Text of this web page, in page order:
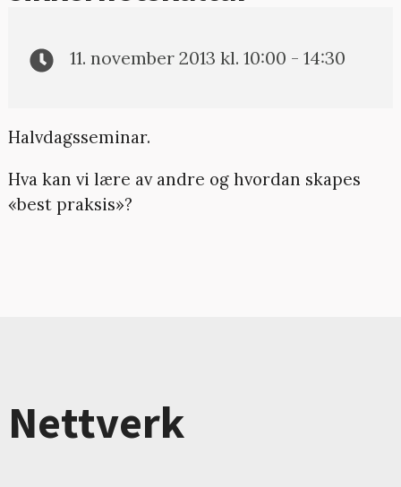
11. november 2013 kl. 10:00 - 14:30
Halvdagsseminar.
Hva kan vi lære av andre og hvordan skapes
«best praksis»?
Nettverk